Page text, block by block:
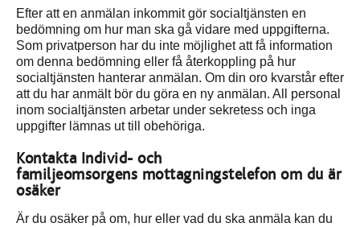
Efter att en anmälan inkommit gör socialtjänsten en
bedömning om hur man ska gå vidare med uppgifterna.
Som privatperson har du inte möjlighet att få information
om denna bedömning eller få återkoppling på hur
socialtjänsten hanterar anmälan. Om din oro kvarstår efter
att du har anmält bör du göra en ny anmälan. All personal
inom socialtjänsten arbetar under sekretess och inga
uppgifter lämnas ut till obehöriga.
Kontakta Individ- och
familjeomsorgens mottagningstelefon om du är
osäker
Är du osäker på om, hur eller vad du ska anmäla kan du